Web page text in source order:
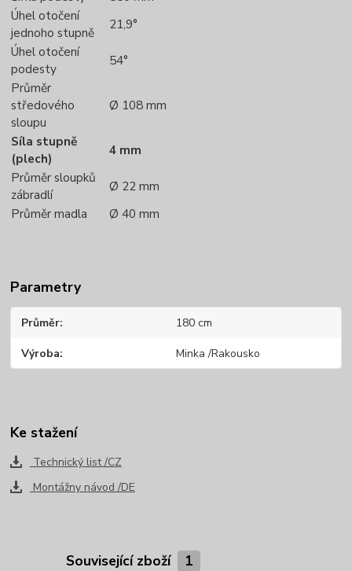
Úhel otočení
jednoho stupně
21,9°
Úhel otočení
podesty
54°
Průměr
středového
sloupu
Ø 108 mm
Síla stupně
(plech)
4 mm
Průměr sloupků
zábradlí
Ø 22 mm
Průměr madla
Ø 40 mm
Parametry
Průměr 180 cm
Výroba Minka /Rakousko
Ke stažení
Technický list /CZ
Montážny návod /DE
Související zboží 1